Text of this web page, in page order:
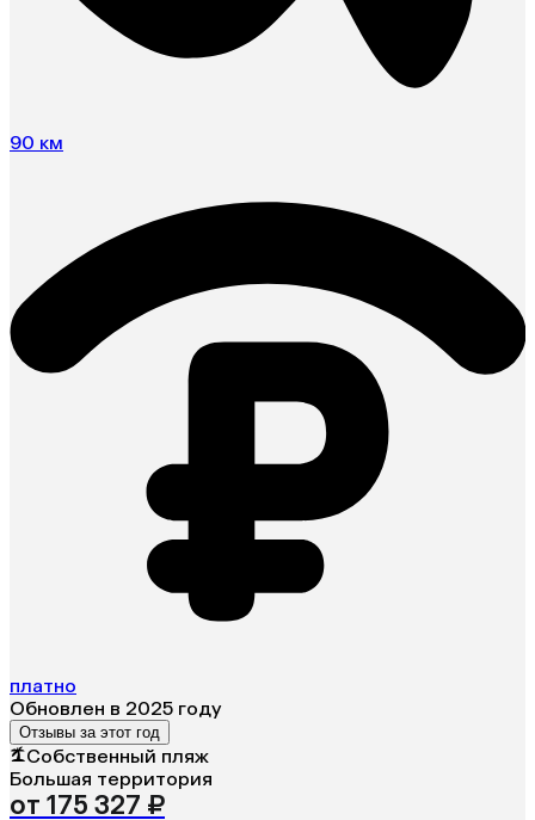
90 км
платно
Обновлен в 2025 году
Отзывы за этот год
Собственный пляж
Большая территория
от 175 327 ₽